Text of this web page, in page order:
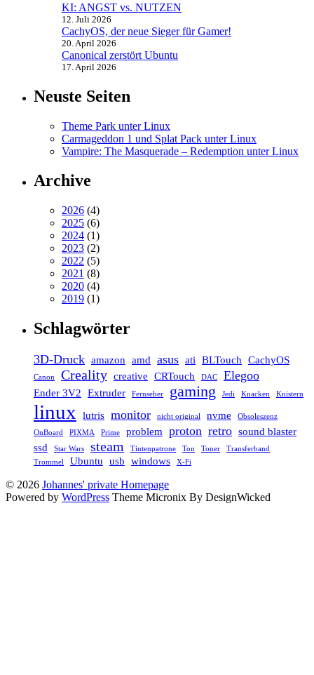
KI: ANGST vs. NUTZEN
12. Juli 2026
CachyOS, der neue Sieger für Gamer!
20. April 2026
Canonical zerstört Ubuntu
17. April 2026
Neuste Seiten
Theme Park unter Linux
Carmageddon 1 und Splat Pack unter Linux
Vampire: The Masquerade – Redemption unter Linux
Archive
2026 (4)
2025 (6)
2024 (1)
2023 (2)
2022 (5)
2021 (8)
2020 (4)
2019 (1)
Schlagwörter
3D-Druck amazon amd asus ati BLTouch CachyOS
Canon Creality creative CRTouch DAC Elegoo
Ender 3V2 Extruder Fernseher gaming Jedi Knacken Knistern
linux lutris monitor nicht original nvme Obsoleszenz
OnBoard PIXMA Prime problem proton retro sound blaster
ssd
Star Wars steam Tintenpatrone Ton Toner
Transferband
Trommel
Ubuntu usb windows X-Fi
© 2026 Johannes' private Homepage
Powered by WordPress Theme Micronix By DesignWicked